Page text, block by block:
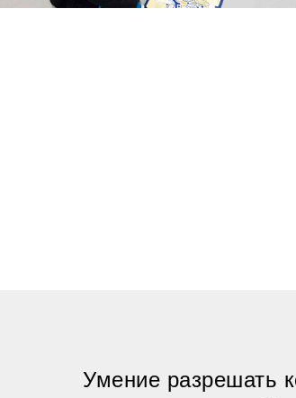
Умение разрешать